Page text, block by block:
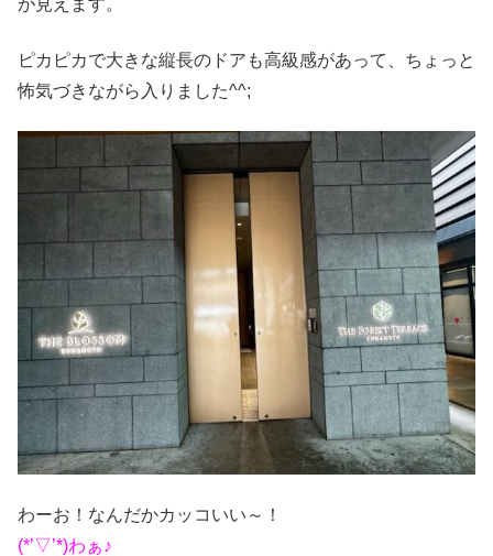
が見えます。
ピカピカで大きな縦長のドアも高級感があって、ちょっと
怖気づきながら入りました^^;
わーお！なんだかカッコいい～！
(*’▽’*)わぁ♪